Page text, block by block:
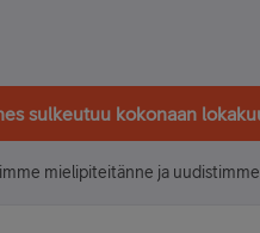
sulkeutuu kokonaan
mielipiteitänne ja